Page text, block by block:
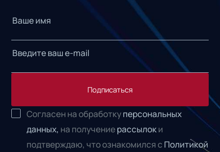
Подписаться
Согласен на обработкуперсональных
данных, на получениерассылоки
подтверждаю, что ознакомился с Политикой